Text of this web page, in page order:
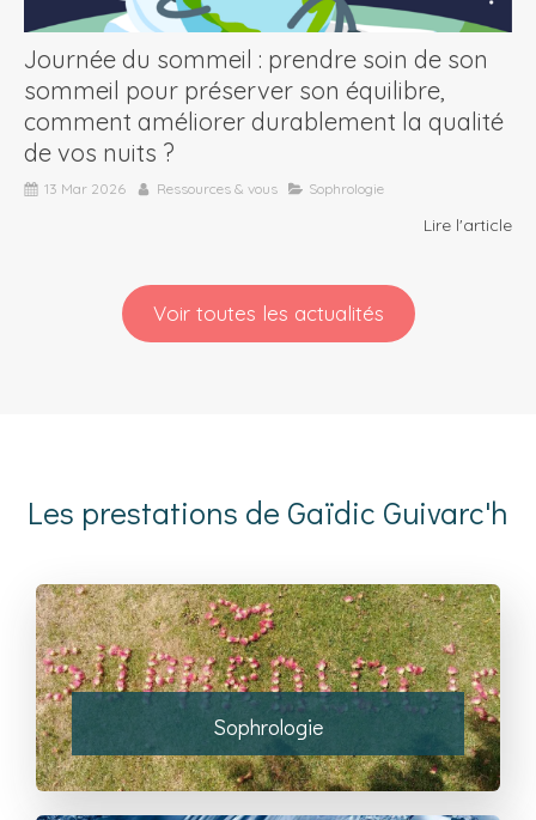
Journée du sommeil : prendre soin de son
sommeil pour préserver son équilibre,
comment améliorer durablement la qualité
de vos nuits ?
13 Mar 2026 Ressources & vous Sophrologie
Lire l'article
Voir toutes les actualités
Les prestations de Gaïdic Guivarc'h
Sophrologie